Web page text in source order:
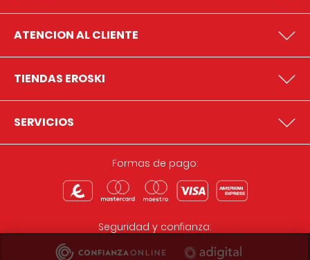
ATENCION AL CLIENTE
TIENDAS EROSKI
SERVICIOS
Formas de pago:
Seguridad y confianza: